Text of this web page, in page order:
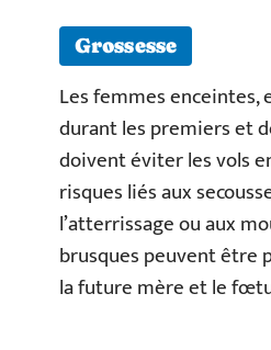
Grossesse
Les femmes
durant les premiers et
doivent éviter les vols
risques liés aux
l’atterrissage ou aux
brusques peuvent être
la future mère et le